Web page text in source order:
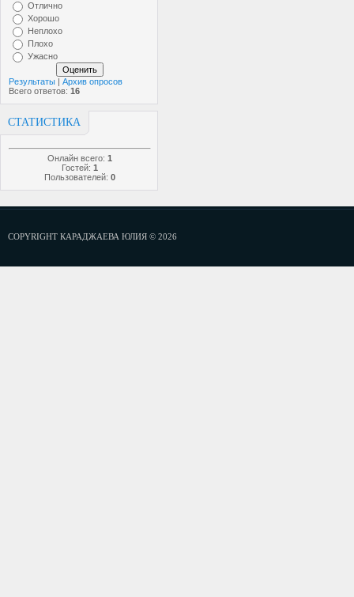
Отлично
Хорошо
Неплохо
Плохо
Ужасно
Результаты | Архив опросов
Всего ответов: 16
СТАТИСТИКА
Онлайн всего: 1
Гостей: 1
Пользователей: 0
COPYRIGHT КАРАДЖАЕВА ЮЛИЯ © 2026